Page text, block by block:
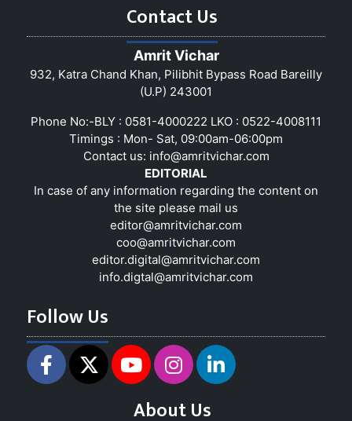
Contact Us
Amrit Vichar
932, Katra Chand Khan, Pilibhit Bypass Road Bareilly
(U.P) 243001
Phone No:-BLY : 0581-4000222 LKO : 0522-4008111
Timings : Mon- Sat, 09:00am-06:00pm
Contact us: info@amritvichar.com
EDITORIAL
In case of any information regarding the content on
the site please mail us
editor@amritvichar.com
coo@amritvichar.com
editor.digital@amritvichar.com
info.digtal@amritvichar.com
Follow Us
About Us